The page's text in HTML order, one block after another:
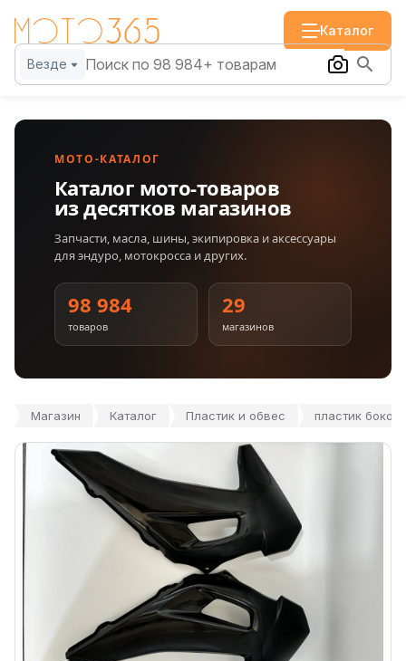
Каталог
Везде
МОТО-КАТАЛОГ
Каталог мото-товаров
из десятков магазинов
Запчасти, масла, шины, экипировка и аксессуары
для эндуро, мотокросса и других.
98 984
товаров
29
магазинов
Магазин Каталог Пластик и обвес пластик